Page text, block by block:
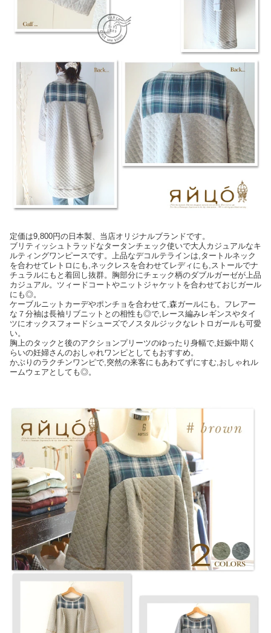
定価は9,800円の日本製、当店オリジナルブランドです。
ブリティッシュトラッドなタータンチェック使いで大人カジュアルなキ
ルティングワンピースです。上品なデコルテラインは,タートルネック
を合わせてレトロにも,ネックレスを合わせてレディにも,ストールでナ
チュラルにもと着回し抜群。胸部分にチェック柄のダブルガーゼが上品
カジュアル。ツィードコートやニットジャケットを合わせておじガール
にも◎。
ケーブルニットカーデやポンチョを合わせて,森ガールにも。フレアー
な７分袖は長袖リブニットとの相性も◎で,レース編みレギンスやタイ
ツにオックスフォードシューズでノスタルジックなレトロガールも可愛
い。
胸上のタックと後のアクションプリーツのゆったり身幅で,妊娠中期く
らいの妊婦さんのおしゃれワンピとしてもおすすめ。
かぶりのラクチンワンピで,突然の来客にもあわてずにすむ,おしゃれル
ームウェアとしても◎。